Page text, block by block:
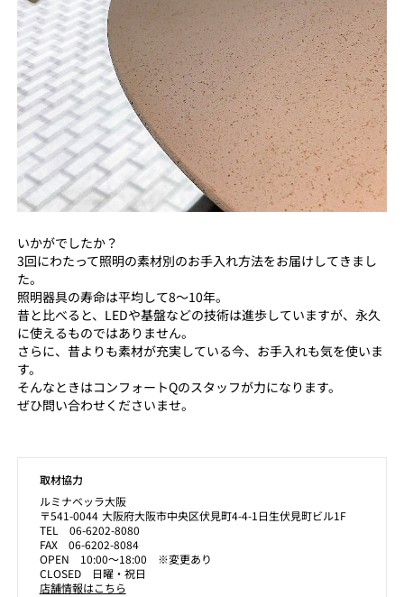
いかがでしたか？
3回にわたって照明の素材別のお手入れ方法をお届けしてきまし
た。
照明器具の寿命は平均して8～10年。
昔と比べると、LEDや基盤などの技術は進歩していますが、永久
に使えるものではありません。
さらに、昔よりも素材が充実している今、お手入れも気を使いま
す。
そんなときはコンフォートQのスタッフが力になります。
ぜひ問い合わせくださいませ。
取材協力
ルミナベッラ大阪
〒541-0044 大阪府大阪市中央区伏見町4-4-1日生伏見町ビル1F
TEL 06-6202-8080
FAX 06-6202-8084
OPEN 10:00～18:00 ※変更あり
CLOSED 日曜・祝日
店舗情報はこちら